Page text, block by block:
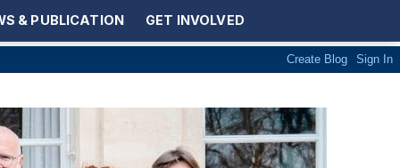
& PUBLICATION GET INVOLVED